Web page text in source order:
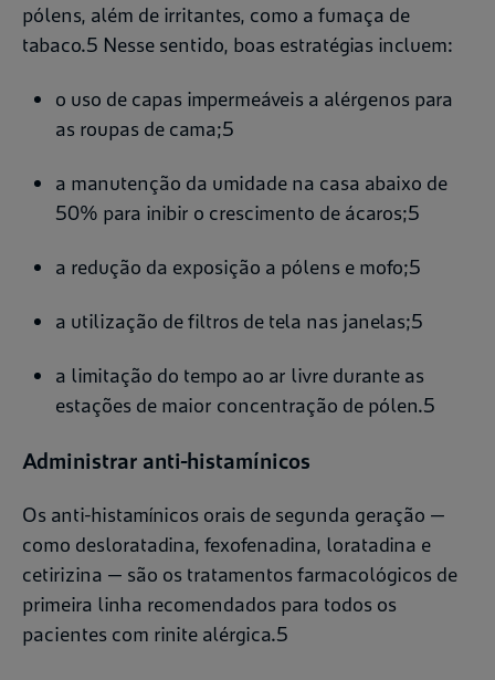
pólens, além de irritantes, como a fumaça de
tabaco.5 Nesse sentido, boas estratégias incluem:
o uso de capas impermeáveis a alérgenos para
as roupas de cama;5
a manutenção da umidade na casa abaixo de
50% para inibir o crescimento de ácaros;5
a redução da exposição a pólens e mofo;5
a utilização de filtros de tela nas janelas;5
a limitação do tempo ao ar livre durante as
estações de maior concentração de pólen.5
Administrar anti-histamínicos
Os anti-histamínicos orais de segunda geração —
como desloratadina, fexofenadina, loratadina e
cetirizina — são os tratamentos farmacológicos de
primeira linha recomendados para todos os
pacientes com rinite alérgica.5